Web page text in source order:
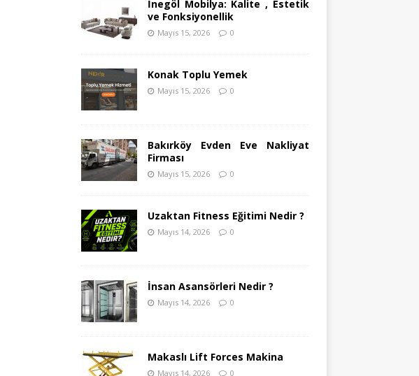
İnegöl Mobilya: Kalite , Estetik
ve Fonksiyonellik
Mayıs 15, 2026 0
Konak Toplu Yemek
Mayıs 15, 2026 0
Bakırköy Evden Eve Nakliyat
Firması
Mayıs 15, 2026 0
Uzaktan Fitness Eğitimi Nedir ?
Mayıs 14, 2026 0
İnsan Asansörleri Nedir ?
Mayıs 14, 2026 0
Makaslı Lift Forces Makina
Mayıs 14, 2026 0